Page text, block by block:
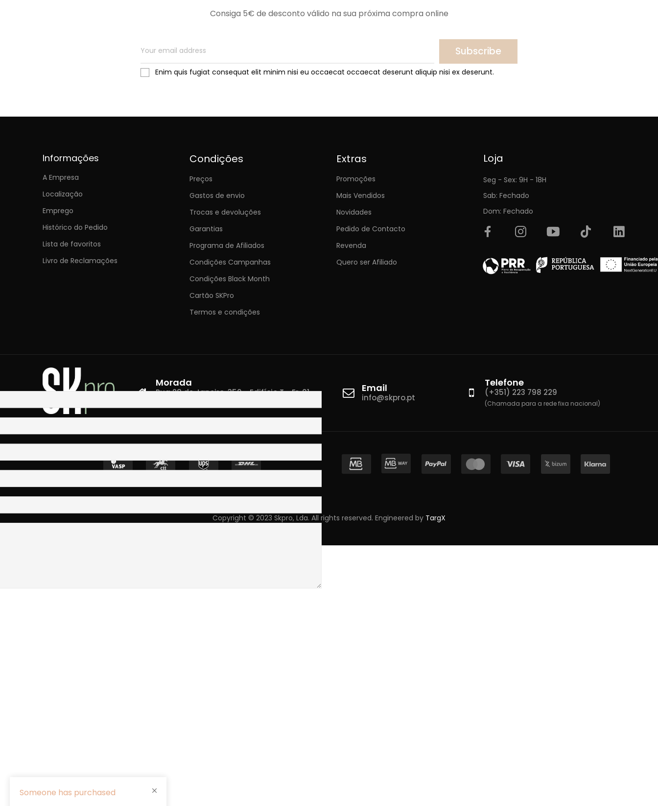
Consiga 5€ de desconto válido na sua próxima compra online
Subscribe
Enim quis fugiat consequat elit minim nisi eu occaecat occaecat deserunt aliquip nisi ex deserunt.
Informações
A Empresa
Localização
Emprego
Histórico do Pedido
Lista de favoritos
Livro de Reclamações
Condições
Preços
Gastos de envio
Trocas e devoluções
Garantias
Programa de Afiliados
Condições Campanhas
Condições Black Month
Cartão SKPro
Termos e condições
Extras
Promoções
Mais Vendidos
Novidades
Pedido de Contacto
Revenda
Quero ser Afiliado
Loja
Seg - Sex: 9H - 18H
Sab: Fechado
Dom: Fechado
Morada
Rua 28 de Janeiro, 350 - Edifício T - Fr. 01
Email
info@skpro.pt
Telefone
(+351) 223 798 229
(Chamada para a rede fixa nacional)
Copyright © 2023 Skpro, Lda. All rights reserved. Engineered by TargX
Someone has purchased